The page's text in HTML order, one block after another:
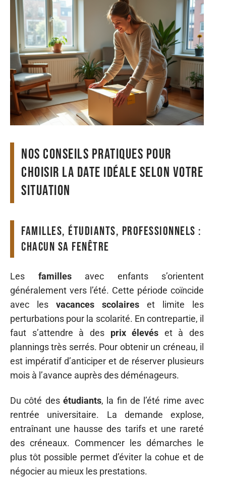
Nos conseils pratiques pour
choisir la date idéale selon votre
situation
Familles, étudiants, professionnels :
chacun sa fenêtre
Les famillesavec enfants s’orientent
généralement vers l’été. Cette période coïncide
avec les vacances scolaires et limite les
perturbations pour la scolarité. En contrepartie, il
faut s’attendre à des prix élevés et à des
plannings très serrés. Pour obtenir un créneau, il
est impératif d’anticiper et de réserver plusieurs
mois à l’avance auprès des déménageurs.
Du côté des étudiants, la fin de l’été rime avec
rentrée universitaire. La demande explose,
entraînant une hausse des tarifs et une rareté
des créneaux. Commencer les démarches le
plus tôt possible permet d’éviter la cohue et de
négocier au mieux les prestations.